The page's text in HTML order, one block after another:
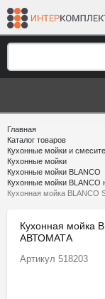
Главная
Каталог товаров
Кухонные мойки и
Кухонные мойки
Кухонные мойки BLANCO
Кухонные мойки BLANCO
Кухонная мойка
Кухонная мойка
АВТОМАТА
Артикул 518203